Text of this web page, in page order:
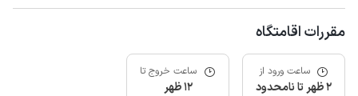
مقررات اقامتگاه
ساعت ورود از
2 ظهر تا نامحدود
ساعت خروج تا
12 ظهر